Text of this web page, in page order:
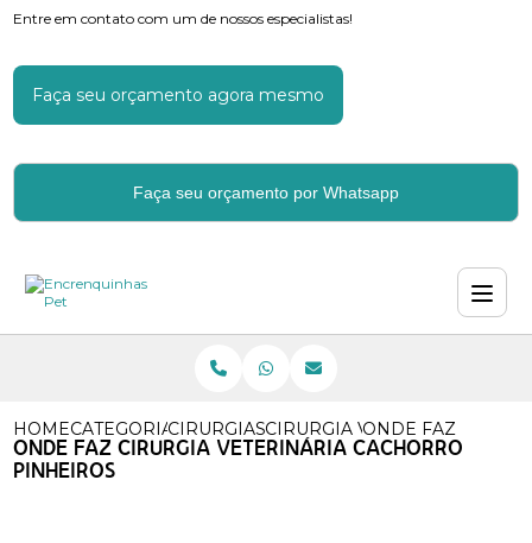
Entre em contato com um de nossos especialistas!
Faça seu orçamento agora mesmo
Faça seu orçamento por Whatsapp
HOMECATEGORIASCIRURGIAS VETERINARIAS
CIRURGIA VETERINARIA
ONDE FAZ
ONDE FAZ CIRURGIA VETERINÁRIA CACHORRO
PINHEIROS